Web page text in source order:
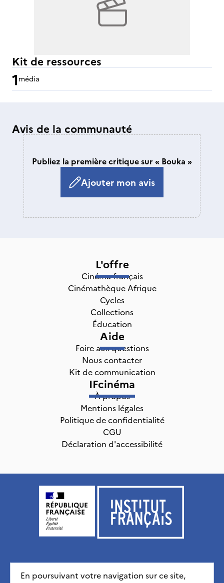
Kit de ressources
1média
Avis de la communauté
Publiez la première critique sur « Bouka »
Ajouter mon avis
En poursuivant votre navigation sur ce site,
L'offre
Cinéma français
Cinémathèque Afrique
Cycles
Collections
Éducation
Aide
Foire aux questions
Nous contacter
Kit de communication
IFcinéma
À propos
Mentions légales
Politique de confidentialité
CGU
Déclaration d'accessibilité
Institut français, tous droits réservés 2026